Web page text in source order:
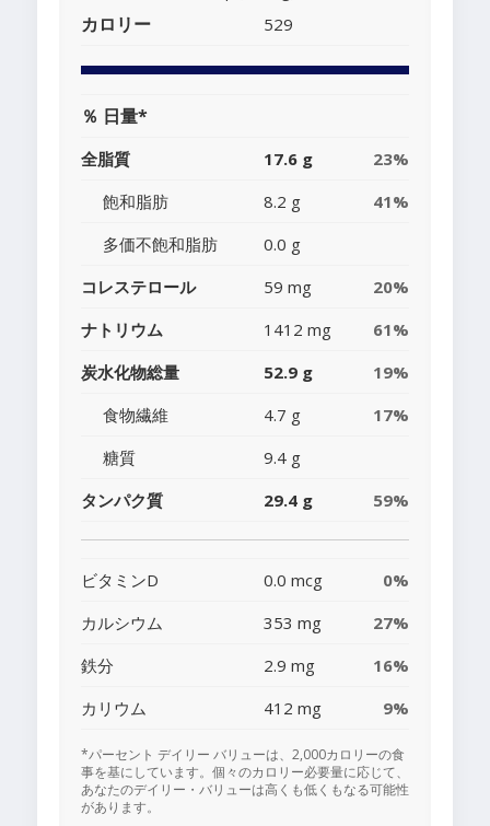
カロリー 529
％ 日量*
全脂質 17.6 g
23%
飽和脂肪
8.2 g
41%
多価不飽和脂肪
0.0 g
コレステロール
59 mg
20%
ナトリウム
1412 mg
61%
炭水化物総量
52.9 g
19%
食物繊維
4.7 g
17%
糖質
9.4 g
タンパク質
29.4 g 59%
ビタミンD 0.0 mcg
0%
カルシウム
353 mg
27%
鉄分
2.9 mg
16%
カリウム
412 mg 9%
*パーセント デイリー バリューは、2,000カロリーの食
事を基にしています。個々のカロリー必要量に応じて、
あなたのデイリー・バリューは高くも低くもなる可能性
があります。